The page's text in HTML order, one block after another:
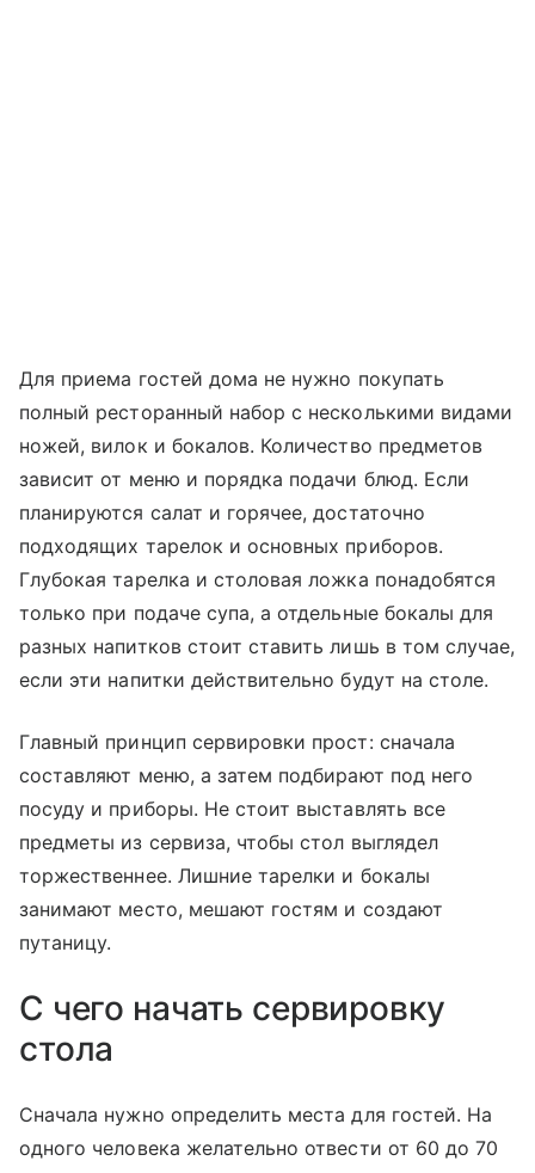
Для приема гостей дома не нужно покупать
полный ресторанный набор с несколькими видами
ножей, вилок и бокалов. Количество предметов
зависит от меню и порядка подачи блюд. Если
планируются салат и горячее, достаточно
подходящих тарелок и основных приборов.
Глубокая тарелка и столовая ложка понадобятся
только при подаче супа, а отдельные бокалы для
разных напитков стоит ставить лишь в том случае,
если эти напитки действительно будут на столе.
Главный принцип сервировки прост: сначала
составляют меню, а затем подбирают под него
посуду и приборы. Не стоит выставлять все
предметы из сервиза, чтобы стол выглядел
торжественнее. Лишние тарелки и бокалы
занимают место, мешают гостям и создают
путаницу.
С чего начать сервировку
стола
Сначала нужно определить места для гостей. На
одного человека желательно отвести от 60 до 70